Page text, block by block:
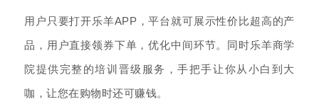
用户只要打开乐羊APP，平台就可展示性价比超高的产
品，用户直接领券下单，优化中间环节。 同时乐羊商学
院提供完整的培训晋级服务，手把手让你从小白到大
咖，让您在购物时还可赚钱。